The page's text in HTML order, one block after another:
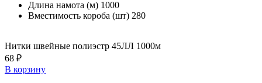
Длина намота (м) 1000
Вместимость короба (шт) 280
Нитки швейные полиэстр 45ЛЛ 1000м
68 ₽
В корзину